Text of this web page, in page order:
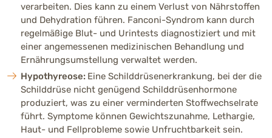
verarbeiten. Dies kann zu einem Verlust von Nährstoffen
und Dehydration führen. Fanconi-Syndrom kann durch
regelmäßige Blut- und Urintests diagnostiziert und mit
einer angemessenen medizinischen Behandlung und
Ernährungsumstellung verwaltet werden.
Hypothyreose: Eine Schilddrüsenerkrankung, bei der die
Schilddrüse nicht genügend Schilddrüsenhormone
produziert, was zu einer verminderten Stoffwechselrate
führt. Symptome können Gewichtszunahme, Lethargie,
Haut- und Fellprobleme sowie Unfruchtbarkeit sein.